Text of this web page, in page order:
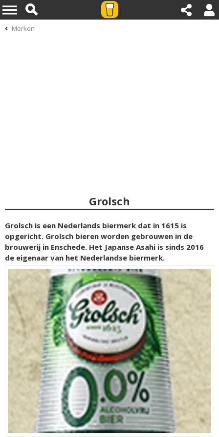
Merken
Grolsch
Grolsch is een Nederlands biermerk dat in 1615 is
opgericht. Grolsch bieren worden gebrouwen in de
brouwerij in Enschede. Het Japanse Asahi is sinds 2016
de eigenaar van het Nederlandse biermerk.